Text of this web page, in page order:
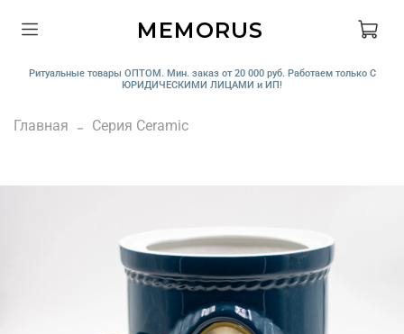
MEMORUS
Ритуальные товары ОПТОМ. Мин. заказ от 20 000 руб. Работаем только С
ЮРИДИЧЕСКИМИ ЛИЦАМИ и ИП!
Главная Серия Ceramic